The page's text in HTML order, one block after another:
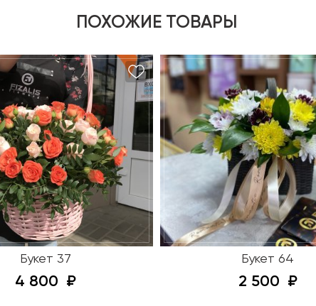
ПОХОЖИЕ ТОВАРЫ
Букет 37
4 800
Букет 64
2 500